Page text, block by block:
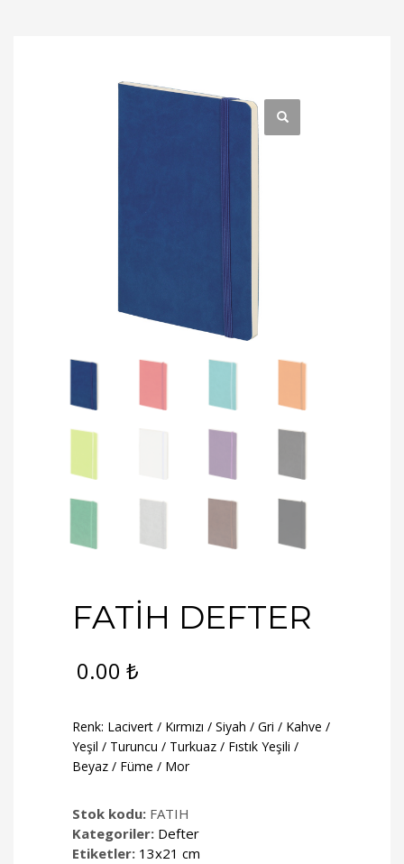
FATİH DEFTER
0.00 ₺
Renk: Lacivert / Kırmızı / Siyah / Gri / Kahve /
Yeşil / Turuncu / Turkuaz / Fıstık Yeşili /
Beyaz / Füme / Mor
Stok kodu: FATIH
Kategoriler: Defter
Etiketler: 13x21 cm